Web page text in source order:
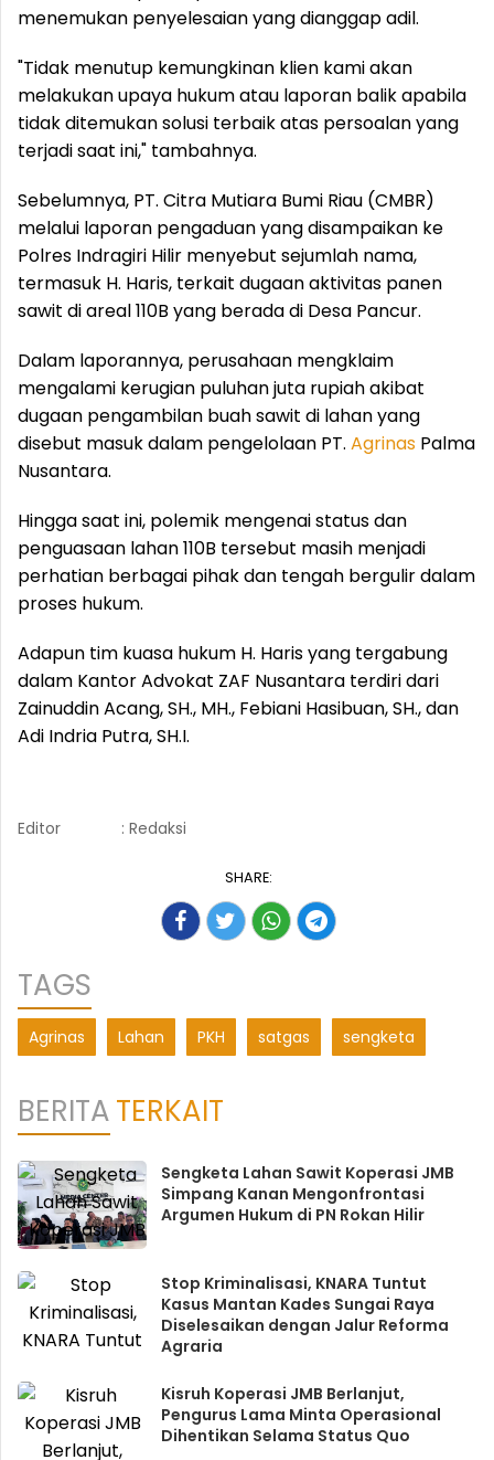
menemukan penyelesaian yang dianggap adil.
"Tidak menutup kemungkinan klien kami akan
melakukan upaya hukum atau laporan balik apabila
tidak ditemukan solusi terbaik atas persoalan yang
terjadi saat ini," tambahnya.
Sebelumnya, PT. Citra Mutiara Bumi Riau (CMBR)
melalui laporan pengaduan yang disampaikan ke
Polres Indragiri Hilir menyebut sejumlah nama,
termasuk H. Haris, terkait dugaan aktivitas panen
sawit di areal 110B yang berada di Desa Pancur.
Dalam laporannya, perusahaan mengklaim
mengalami kerugian puluhan juta rupiah akibat
dugaan pengambilan buah sawit di lahan yang
disebut masuk dalam pengelolaan PT. Agrinas Palma
Nusantara.
Hingga saat ini, polemik mengenai status dan
penguasaan lahan 110B tersebut masih menjadi
perhatian berbagai pihak dan tengah bergulir dalam
proses hukum.
Adapun tim kuasa hukum H. Haris yang tergabung
dalam Kantor Advokat ZAF Nusantara terdiri dari
Zainuddin Acang, SH., MH., Febiani Hasibuan, SH., dan
Adi Indria Putra, SH.I.
Editor : Redaksi
SHARE:
TAGS
Agrinas Lahan PKH satgas sengketa
BERITATERKAIT
Sengketa Lahan Sawit Koperasi JMB
Simpang Kanan Mengonfrontasi
Argumen Hukum di PN Rokan Hilir
Stop Kriminalisasi, KNARA Tuntut
Kasus Mantan Kades Sungai Raya
Diselesaikan dengan Jalur Reforma
Agraria
Kisruh Koperasi JMB Berlanjut,
Pengurus Lama Minta Operasional
Dihentikan Selama Status Quo